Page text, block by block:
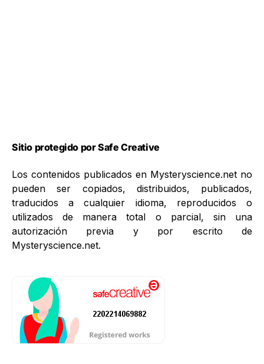
Sitio protegido por Safe Creative
Los contenidos publicados en Mysteryscience.net no
pueden ser copiados, distribuidos, publicados,
traducidos a cualquier idioma, reproducidos o
utilizados de manera total o parcial, sin una
autorización previa y por escrito de
Mysteryscience.net.